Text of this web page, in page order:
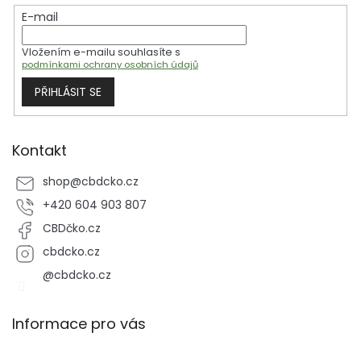
E-mail
Vložením e-mailu souhlasíte s
podmínkami ochrany osobních údajů
PŘIHLÁSIT SE
Kontakt
shop@cbdcko.cz
+420 604 903 807
CBDčko.cz
cbdcko.cz
@cbdcko.cz
Informace pro vás